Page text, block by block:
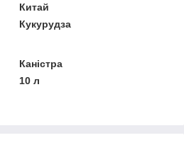
Китай
Кукурудза
Каністра
10 л